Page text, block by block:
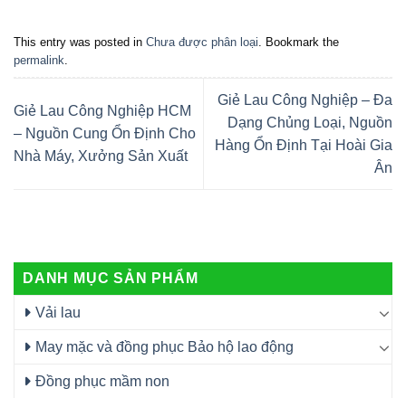
This entry was posted in Chưa được phân loại. Bookmark the
permalink.
Giẻ Lau Công Nghiệp HCM
– Nguồn Cung Ổn Định Cho
Nhà Máy, Xưởng Sản Xuất
Giẻ Lau Công Nghiệp – Đa
Dạng Chủng Loại, Nguồn
Hàng Ổn Định Tại Hoài Gia
Ân
DANH MỤC SẢN PHẨM
Vải lau
May mặc và đồng phục Bảo hộ lao động
Đồng phục mầm non